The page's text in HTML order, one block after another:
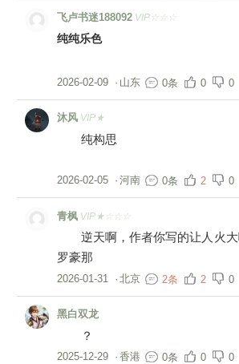
飞卢书迷188092 VIP☆☆☆
纯纯乐色
2026-02-09 · 山东 0条 0 0
沐风 VIP★
纯构思
2026-02-05 · 河南 0条 2 0
青枫 VIP★☆☆☆
逆天啊，作者你写的让人火大
罗豪那
2026-01-31 · 北京 2条 2 0
黑白双龙
？
2025-12-29 · 香港 0条 0 0